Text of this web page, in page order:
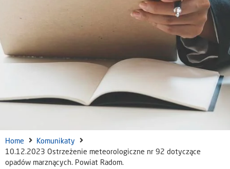
Home
Komunikaty
10.12.2023 Ostrzeżenie meteorologiczne nr 92 dotyczące
opadów marznących. Powiat Radom.